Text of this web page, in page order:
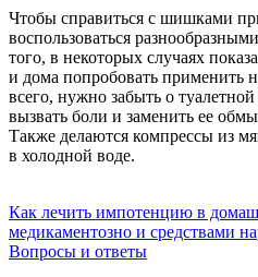
Чтобы справиться с шишками
воспользоваться
того, в некоторых случаях
и дома попробовать применить
всего, нужно забыть о
вызвать боли и заменить ее
Также делаются компрессы из
в холодной воде.
Как лечить импотенцию в
медикаментозно и средствами
Вопросы и ответы